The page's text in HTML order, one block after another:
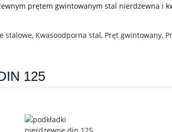
prętem gwintowanym stal nierdzewna i
stalowe, Kwasoodporna stal, Pręt gwintowany,
125